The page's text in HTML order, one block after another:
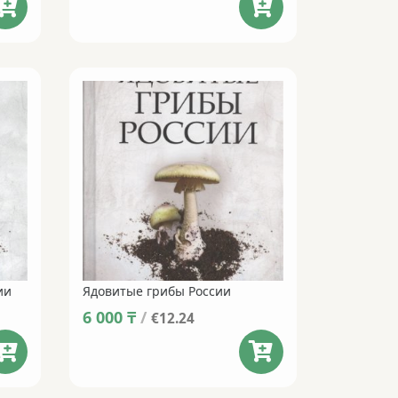
Ядовитые грибы России
6 000 ₸ / €12.24